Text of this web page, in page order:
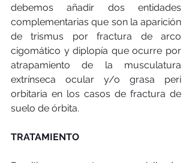
debemos añadir dos entidades
complementarias que son la aparición
de trismus por fractura de arco
cigomático y diplopía que ocurre por
atrapamiento de la musculatura
extrínseca ocular y/o grasa peri
orbitaria en los casos de fractura de
suelo de órbita.
TRATAMIENTO